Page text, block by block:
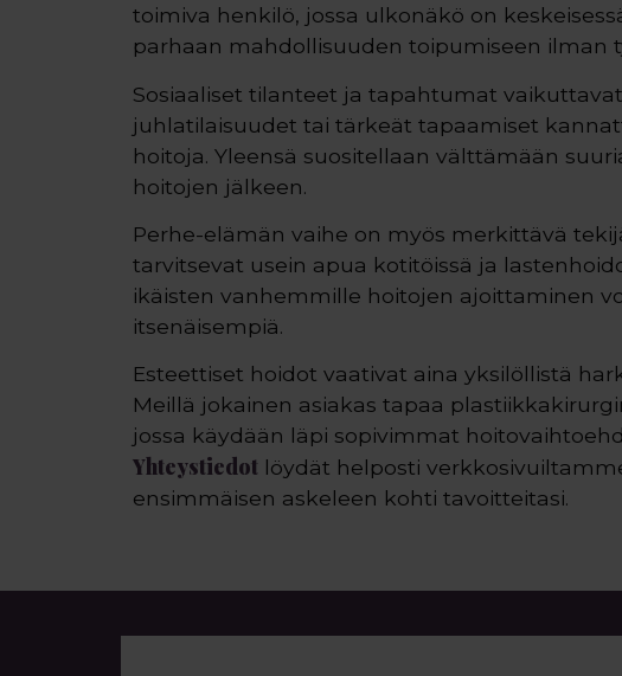
toimiva henkilö, jossa ulkonäkö on
parhaan mahdollisuuden toipumiseen ilman
Sosiaaliset tilanteet ja tapahtumat
juhlatilaisuudet tai tärkeät tapaamiset
hoitoja. Yleensä suositellaan välttämään
hoitojen jälkeen.
Perhe-elämän vaihe on myös merkittävä
tarvitsevat usein apua kotitöissä ja
ikäisten vanhemmille hoitojen ajoittaminen
itsenäisempiä.
Esteettiset hoidot vaativat aina yksilöllistä
Meillä jokainen asiakas tapaa
jossa käydään läpi sopivimmat
Yhteystiedot löydät helposti
ensimmäisen askeleen kohti tavoitteitasi.